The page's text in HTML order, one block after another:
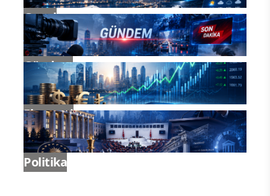
darphanesini Kayseri’ye yaptırmıştır.
Dünyanın ilk tıp fakültesi ve aynı
zamanda araştırma statüsündeki ilk
hastane Kayseri’dedir. Atatürk, ülkenin ilk
uçak ve bez fabrikasını Kayseri’ye
yaptırmıştır.
Yani demem o ki Kayseri sadece Erciyes
ve Kapuzbaşı’ndan ibaret değil. Kayseri,